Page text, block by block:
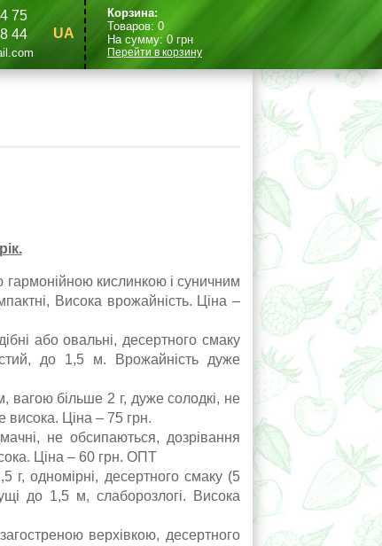
75
44
UA
Корзина:
Товаров: 0
На сумму: 0 грн
Перейти в корзину
кислинкою і суничним
Висока врожайність. Ціна –
або овальні, десертного смаку
до 1,5 м. Врожайність дуже
більше 2 г, дуже солодкі, не
висока. Ціна – 75 грн.
не обсипаються, дозрівання
Ціна – 60 грн. ОПТ
одномірні, десертного смаку (5
до 1,5 м, слаборозлогі. Висока
верхівкою, десертного